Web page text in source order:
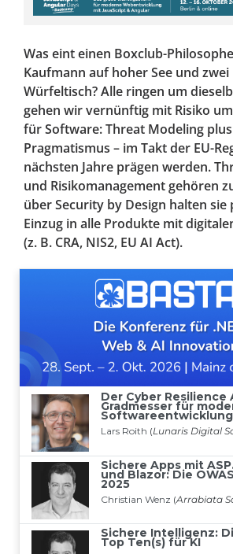
Was eint einen Boxclub-
Kaufmann auf hoher See und zwei
Würfeltisch? Alle ringen um
gehen wir vernünftig mit Risiko
für Software: Threat Modeling
Pragmatismus – im Takt der EU-
nächsten Jahre prägen werden.
und Risikomanagement gehören
über Security by Design halten sie
Einzug in alle Produkte mit
(z. B. CRA, NIS2, EU AI Act).